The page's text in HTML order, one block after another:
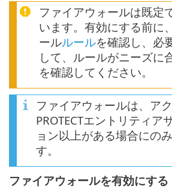
ファイアウォールは既定
います。有効にする前に
ールルールを確認し、必
して、ルールがニーズに
を確認してください。
ファイアウォールは、ア
PROTECTエントリティア
ョン以上がある場合にの
す。
ファイアウォールを有効にする